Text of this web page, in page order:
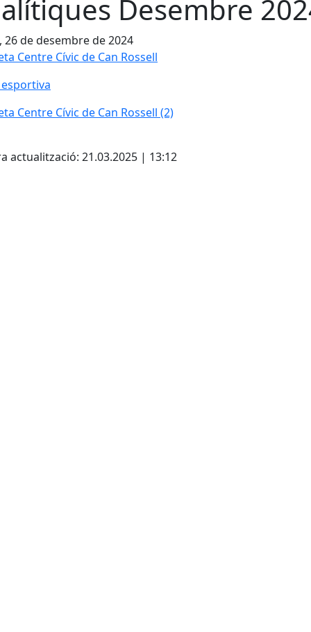
Desembre
26 de desembre de 2024
Centre Cívic de Can Rossell
Centre Cívic de Can Rossell (2)
actualització: 21.03.2025 | 13:12